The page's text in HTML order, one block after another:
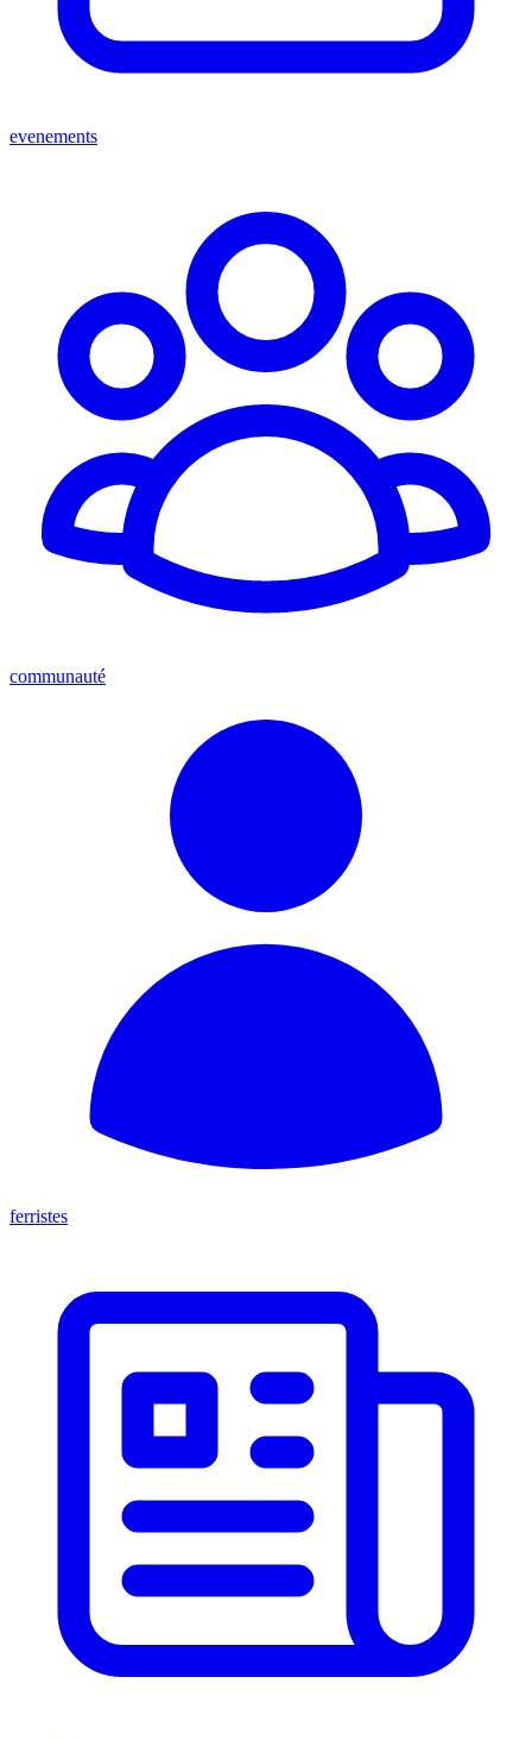
evenements
communauté
ferristes